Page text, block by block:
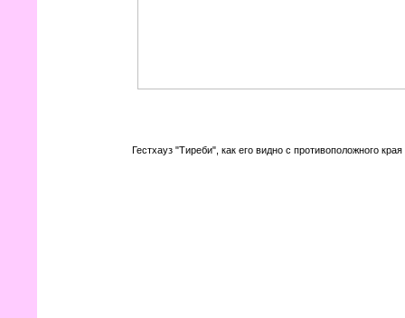
Гестхауз "Тиреби", как его видно с противоположного